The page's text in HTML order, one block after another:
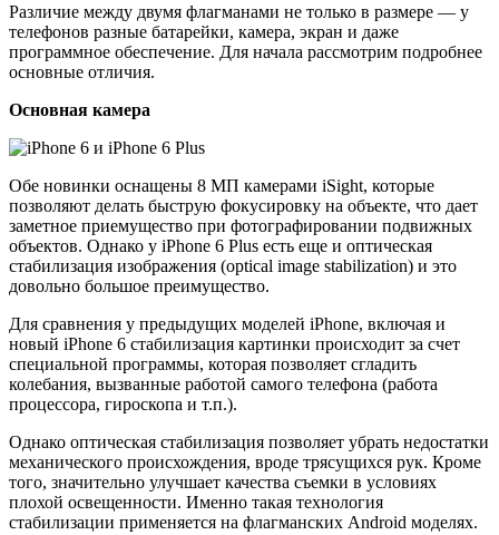
Различие между двумя флагманами не только в размере — у
телефонов разные батарейки, камера, экран и даже
программное обеспечение. Для начала рассмотрим подробнее
основные отличия.
Основная камера
Обе новинки оснащены 8 МП камерами iSight, которые
позволяют делать быструю фокусировку на объекте, что дает
заметное приемущество при фотографировании подвижных
объектов. Однако у iPhone 6 Plus есть еще и оптическая
стабилизация изображения (оptical image stabilization) и это
довольно большое преимущество.
Для сравнения у предыдущих моделей iPhone, включая и
новый iPhone 6 стабилизация картинки происходит за счет
специальной программы, которая позволяет сгладить
колебания, вызванные работой самого телефона (работа
процессора, гироскопа и т.п.).
Однако оптическая стабилизация позволяет убрать недостатки
механического происхождения, вроде трясущихся рук. Кроме
того, значительно улучшает качества съемки в условиях
плохой освещенности. Именно такая технология
стабилизации применяется на флагманских Android моделях.